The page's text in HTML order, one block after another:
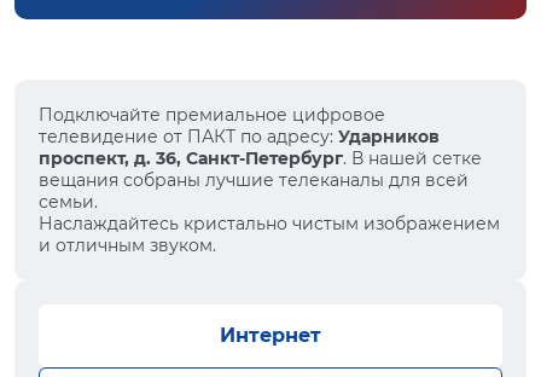
Подключайте премиальное цифровое
телевидение от ПАКТ по адресу: Ударников
проспект, д. 36, Санкт-Петербург. В нашей сетке
вещания собраны лучшие телеканалы для всей
семьи.
Наслаждайтесь кристально чистым изображением
и отличным звуком.
Интернет